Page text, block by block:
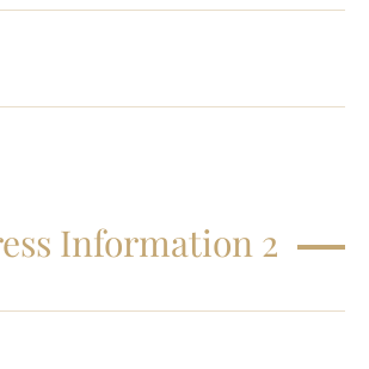
Information 2